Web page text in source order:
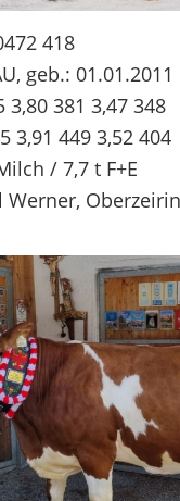
418
geb.: 01.01.2011
3,80 381 3,47 348
3,91 449 3,52 404
/ 7,7 t F+E
Werner,